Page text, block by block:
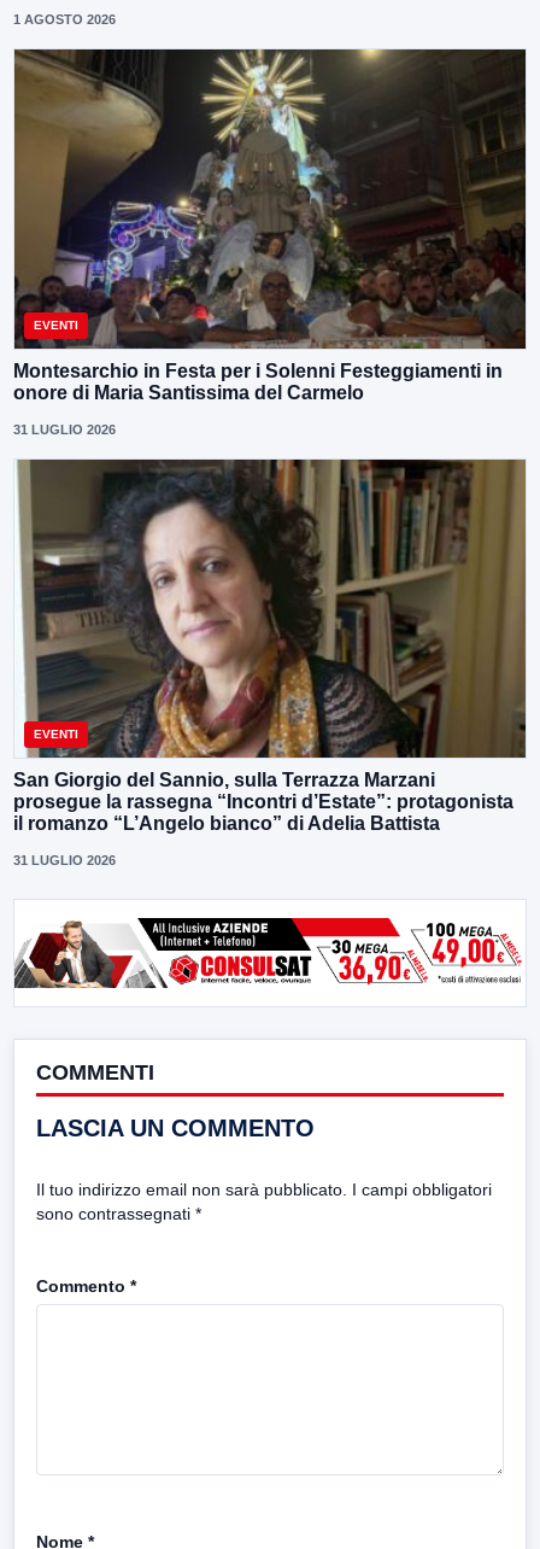
1 AGOSTO 2026
EVENTI
Montesarchio in Festa per i Solenni Festeggiamenti in
onore di Maria Santissima del Carmelo
31 LUGLIO 2026
EVENTI
San Giorgio del Sannio, sulla Terrazza Marzani
prosegue la rassegna “Incontri d’Estate”: protagonista
il romanzo “L’Angelo bianco” di Adelia Battista
31 LUGLIO 2026
COMMENTI
LASCIA UN COMMENTO
Il tuo indirizzo email non sarà pubblicato. I campi obbligatori
sono contrassegnati *
Commento *
Nome *